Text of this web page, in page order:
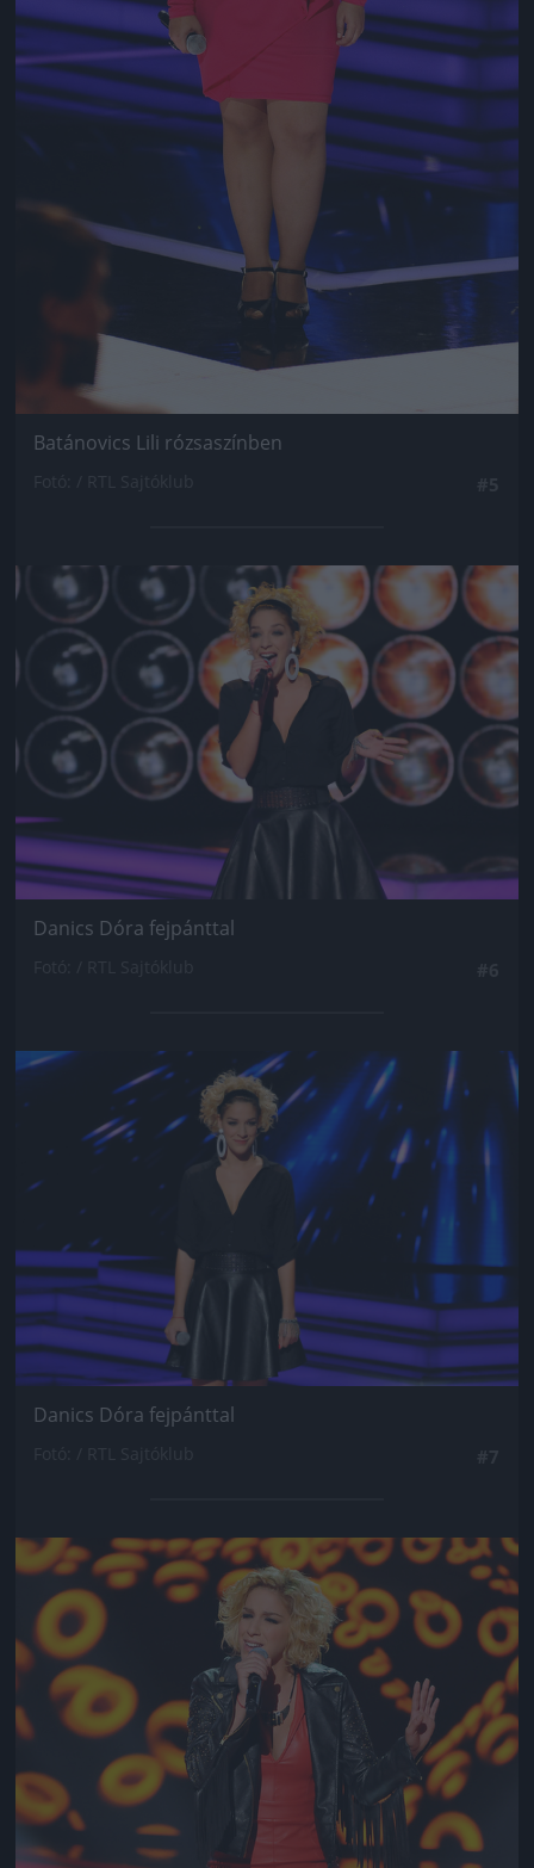
Batánovics Lili rózsaszínben
Jön még kép!
Danics Dóra fejpánttal
Jön még kép!
Danics Dóra fejpánttal
Jön még kép!